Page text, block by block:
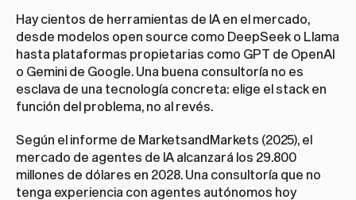
Hay cientos de herramientas de IA en el mercado,
desde modelos open source como DeepSeek o Llama
hasta plataformas propietarias como GPT de OpenAI
o Gemini de Google. Una buena consultoría no es
esclava de una tecnología concreta: elige el stack en
función del problema, no al revés.
Según el informe de MarketsandMarkets (2025), el
mercado de agentes de IA alcanzará los 29.800
millones de dólares en 2028. Una consultoría que no
tenga experiencia con agentes autónomos hoy